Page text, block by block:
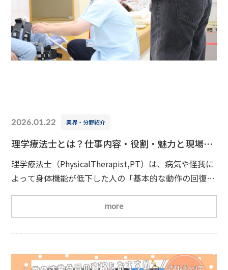
2026.01.22 業界・分野紹介
理学療法士とは？仕事内容・役割・魅力と現場の
リアル【初心者向け完全ガイド】
理学療法士（PhysicalTherapist,PT）は、病気や怪我に
よって身体機能が低下した人の「基本的な動作の回復を
行など、日常生活に欠かせない動きの改善を目指すリハ
ビリを行います。しかし理学療法士の仕事はそれだけで
はなく、身体だけでなく心のサポートまで含む深い専門
具体的な役割と仕事内容 P
more